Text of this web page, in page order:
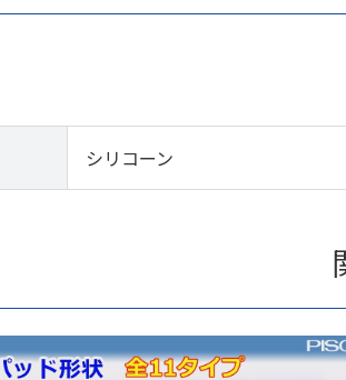
シリコーン